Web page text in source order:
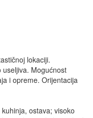
lokaciji.
useljiva. Mogućnost
i opreme. Orijentacija
ostava; visoko